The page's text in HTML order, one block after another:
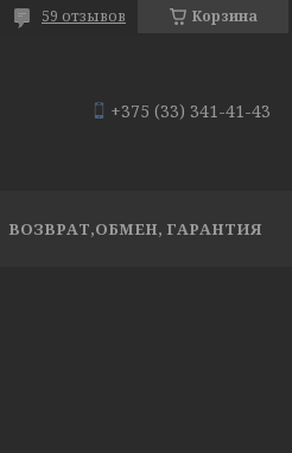
Корзина
59 отзывов
+375 (33) 341-41-43
ВОЗВРАТ,ОБМЕН, ГАРАНТИЯ